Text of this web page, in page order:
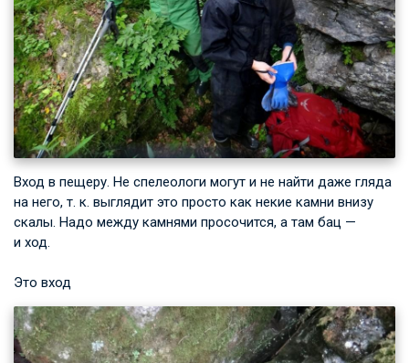
Вход в пещеру. Не спелеологи могут и не найти даже гляда
на него, т. к. выглядит это просто как некие камни внизу
скалы. Надо между камнями просочится, а там бац —
и ход.
Это вход